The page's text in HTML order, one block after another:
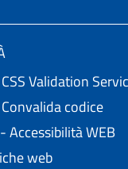
Validation
codice
Accessibilità WEB
web